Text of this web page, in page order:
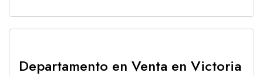
Departamento en Venta en Victoria